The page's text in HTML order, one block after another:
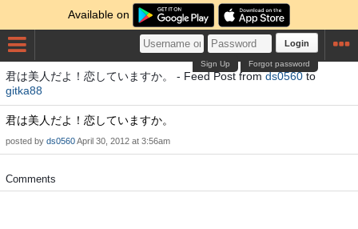
Available on
Login
Forgot password
Sign Up
君は美人だよ！恋していますか。 - Feed Post fromds0560to
gitka88
君は美人だよ！恋していますか。
posted by ds0560April 30, 2012 at 3:56am
Comments